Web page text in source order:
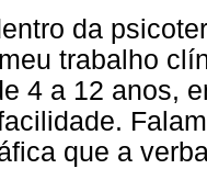
da
trabalho
4 a 12 anos,
que a